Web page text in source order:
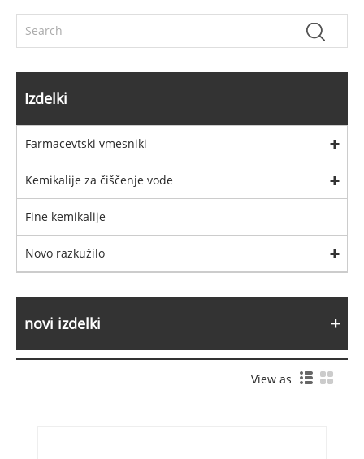
Izdelki
Farmacevtski vmesniki
Kemikalije za čiščenje vode
Fine kemikalije
Novo razkužilo
novi izdelki
View as